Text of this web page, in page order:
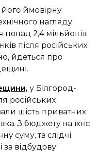
ймовірну
нагляду
понад 2,4 мільйонів
після російських
йдеться про
у Білгород-
російських
шість приватних
З бюджету на їхнє
суму, та слідчі
за відбудову